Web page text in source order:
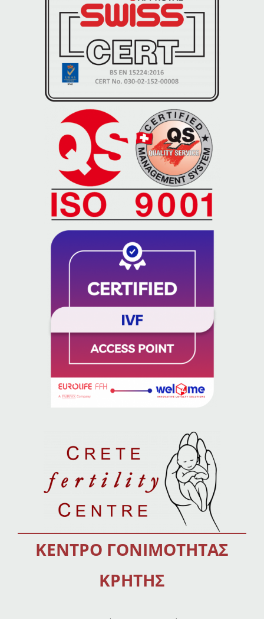
ΚΕΝΤΡΟ ΓΟΝΙΜΟΤΗΤΑΣ
ΚΡΗΤΗΣ